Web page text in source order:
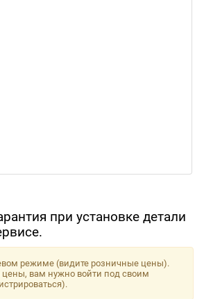
при установке детали
режиме (видите розничные цены).
цены, вам нужно войти под своим